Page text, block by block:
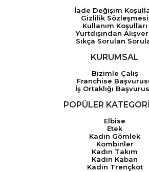
İade Değişim
Gizlilik Sözleşmesi
Kullanım Koşulları
Yurtdışından
Sıkça Sorulan
KURUMSAL
Bizimle Çalış
Franchise
İş Ortaklığı
POPÜLER
Elbise
Etek
Kadın Gömlek
Kombinler
Kadın Takım
Kadın Kaban
Kadın Trençkot